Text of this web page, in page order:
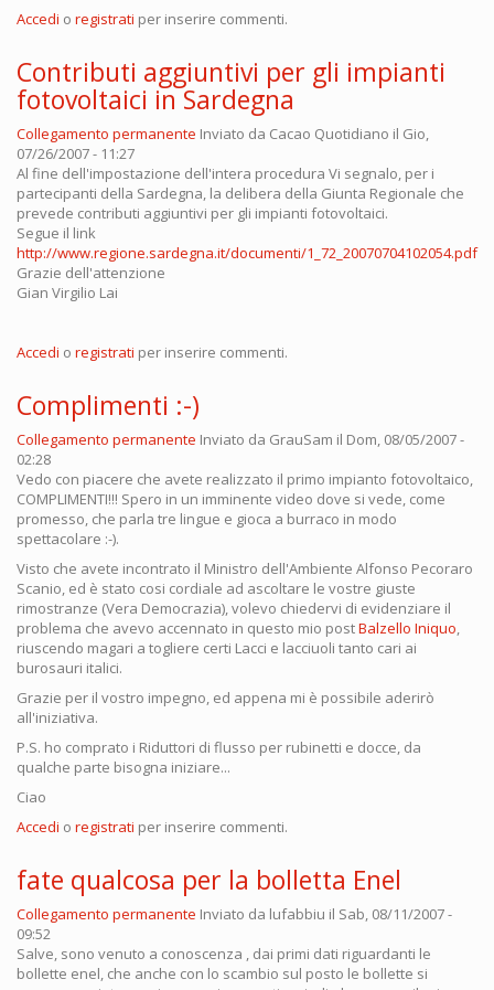
Accedi o registrati per inserire commenti.
Contributi aggiuntivi per gli impianti
fotovoltaici in Sardegna
Collegamento permanente Inviato da Cacao Quotidiano il Gio,
07/26/2007 - 11:27
Al fine dell'impostazione dell'intera procedura Vi segnalo, per i
partecipanti della Sardegna, la delibera della Giunta Regionale che
prevede contributi aggiuntivi per gli impianti fotovoltaici.
Segue il link
http://www.regione.sardegna.it/documenti/1_72_20070704102054.pdf
Grazie dell'attenzione
Gian Virgilio Lai
Accedi o registrati per inserire commenti.
Complimenti :-)
Collegamento permanente Inviato da GrauSam il Dom, 08/05/2007 -
02:28
Vedo con piacere che avete realizzato il primo impianto fotovoltaico,
COMPLIMENTI!!! Spero in un imminente video dove si vede, come
promesso, che parla tre lingue e gioca a burraco in modo
spettacolare :-).
Visto che avete incontrato il Ministro dell'Ambiente Alfonso Pecoraro
Scanio, ed è stato cosi cordiale ad ascoltare le vostre giuste
rimostranze (Vera Democrazia), volevo chiedervi di evidenziare il
problema che avevo accennato in questo mio postBalzello Iniquo
riuscendo magari a togliere certi Lacci e lacciuoli tanto cari ai
burosauri italici.
Grazie per il vostro impegno, ed appena mi è possibile aderirò
all'iniziativa.
P.S. ho comprato i Riduttori di flusso per rubinetti e docce, da
qualche parte bisogna iniziare...
Ciao
Accedi o registrati per inserire commenti.
fate qualcosa per la bolletta Enel
Collegamento permanente Inviato da lufabbiu il Sab, 08/11/2007 -
09:52
Salve, sono venuto a conoscenza , dai primi dati riguardanti le
bollette enel, che anche con lo scambio sul posto le bollette si